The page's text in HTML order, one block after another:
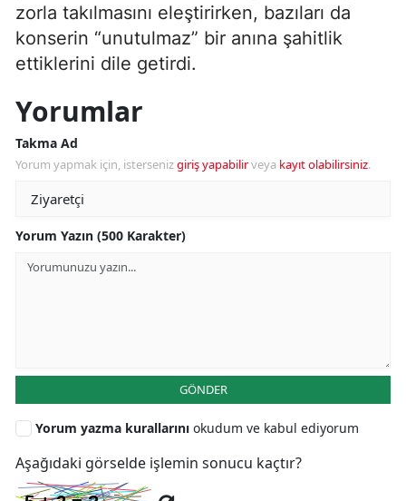
zorla takılmasını eleştirirken, bazıları da
konserin “unutulmaz” bir anına şahitlik
ettiklerini dile getirdi.
Yorumlar
Takma Ad
Yorum yapmak için, istersenizgiriş yapabilirveya kayıt olabilirsiniz.
Yorum Yazın (500 Karakter)
GÖNDER
Yorum yazma kurallarını okudum ve kabul ediyorum
Aşağıdaki görselde işlemin sonucu kaçtır?